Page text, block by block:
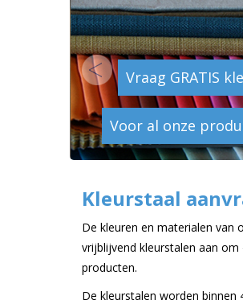
Vraag GRATIS
Voor al onze
Kleurstaal
De kleuren en materialen van
vrijblijvend kleurstalen aan
producten.
De kleurstalen worden binnen